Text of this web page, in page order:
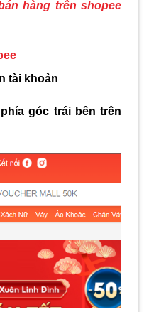
hàng trên shopee
tài khoản
góc trái bên trên